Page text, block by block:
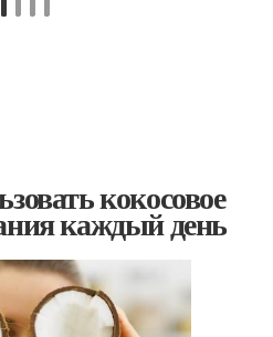
кокосовое
каждый день